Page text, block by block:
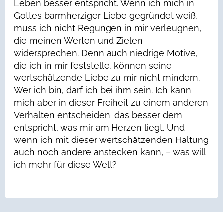
Leben besser entspricht. Wenn ich mich in
Gottes barmherziger Liebe gegründet weiß,
muss ich nicht Regungen in mir verleugnen,
die meinen Werten und Zielen
widersprechen. Denn auch niedrige Motive,
die ich in mir feststelle, können seine
wertschätzende Liebe zu mir nicht mindern.
Wer ich bin, darf ich bei ihm sein. Ich kann
mich aber in dieser Freiheit zu einem anderen
Verhalten entscheiden, das besser dem
entspricht, was mir am Herzen liegt. Und
wenn ich mit dieser wertschätzenden Haltung
auch noch andere anstecken kann, – was will
ich mehr für diese Welt?